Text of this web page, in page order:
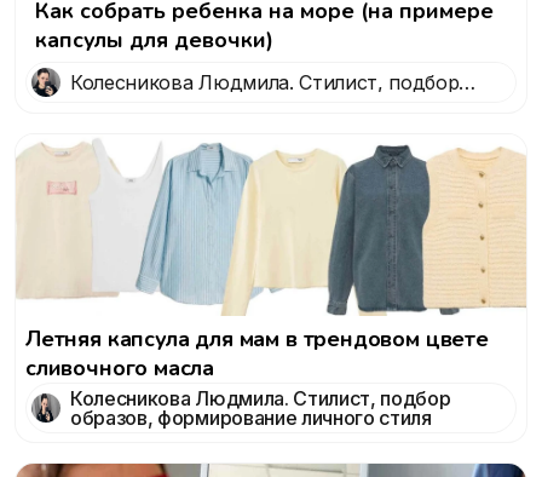
Как собрать ребенка на море (на примере
капсулы для девочки)
Колесникова Людмила. Стилист, подбор
Летняя капсула для мам в трендовом цвете
сливочного масла
Колесникова Людмила. Стилист, подбор
образов, формирование личного стиля